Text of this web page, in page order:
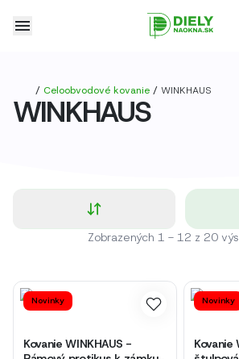
/ Celoobvodové kovanie / WINKHAUS
WINKHAUS
Zobrazených 1 - 12 z 20
Novinky
Kovanie WINKHAUS -
Novinky
Kovanie